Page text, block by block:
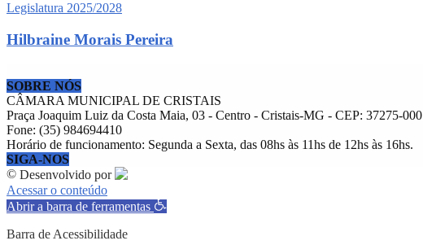
Legislatura 2025/2028
Hilbraine Morais Pereira
SOBRE NÓS
CÂMARA MUNICIPAL DE CRISTAIS
Praça Joaquim Luiz da Costa Maia, 03 - Centro - Cristais-MG - CEP: 37275-000
Fone: (35) 984694410
Horário de funcionamento: Segunda a Sexta, das 08hs às 11hs de 12hs às 16hs.
SIGA-NOS
© Desenvolvido por
Acessar o conteúdo
Abrir a barra de ferramentas
Barra de Acessibilidade